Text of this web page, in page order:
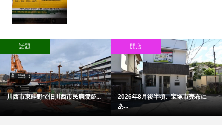
話題
川西市東畦野で旧川西市民病院跡...
開店
2026年8月後半頃、宝塚市売布に
あ...